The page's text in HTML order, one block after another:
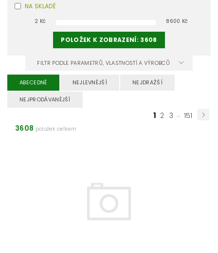
NA SKLADĚ
2 Kč 8600 Kč
POLOŽEK K ZOBRAZENÍ: 3608
FILTR PODLE PARAMETRŮ, VLASTNOSTÍ A VÝROBCŮ
ABECEDNĚ NEJLEVNĚJŠÍ NEJDRAŽŠÍ
NEJPRODÁVANĚJŠÍ
1 2 3 ... 151
3608 položek celkem